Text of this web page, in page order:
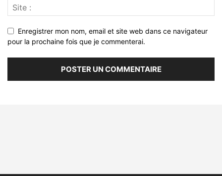
Enregistrer mon nom, email et site web dans ce navigateur
pour la prochaine fois que je commenterai.